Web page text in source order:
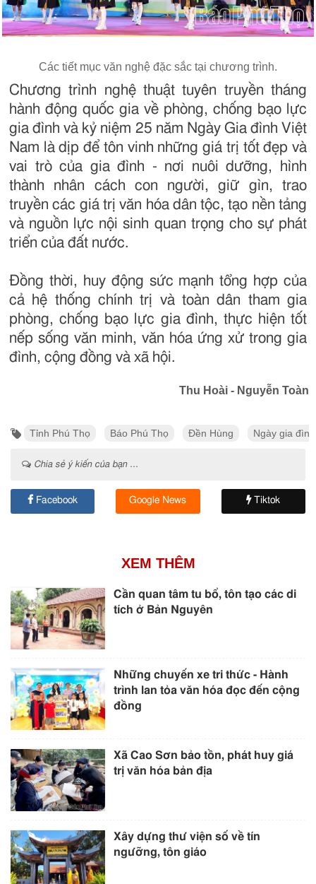
Các tiết mục văn nghệ đặc sắc tại chương trình.
Chương trình nghệ thuật tuyên truyền tháng
hành động quốc gia về phòng, chống bạo lực
gia đình và kỷ niệm 25 năm Ngày Gia đình Việt
Nam là dịp để tôn vinh những giá trị tốt đẹp và
vai trò của gia đình - nơi nuôi dưỡng, hình
thành nhân cách con người, giữ gìn, trao
truyền các giá trị văn hóa dân tộc, tạo nền tảng
và nguồn lực nội sinh quan trọng cho sự phát
triển của đất nước.
Đồng thời, huy động sức mạnh tổng hợp của
cả hệ thống chính trị và toàn dân tham gia
phòng, chống bạo lực gia đình, thực hiện tốt
nếp sống văn minh, văn hóa ứng xử trong gia
đình, cộng đồng và xã hội.
Thu Hoài - Nguyễn Toàn
Tỉnh Phú Thọ Báo Phú Thọ Đền Hùng Ngày gia
Chia sẻ ý kiến của bạn ...
Facebook Google News Tiktok
XEM THÊM
Cần quan tâm tu bổ, tôn tạo các di
tích ở Bản Nguyên
Những chuyến xe tri thức - Hành
trình lan tỏa văn hóa đọc đến cộng
đồng
Xã Cao Sơn bảo tồn, phát huy giá
trị văn hóa bản địa
Xây dựng thư viện số về tín
ngưỡng, tôn giáo